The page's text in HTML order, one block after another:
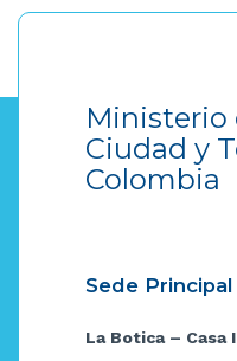
Ministerio
Ciudad y
Colombia
Sede Principal
La Botica – Casa